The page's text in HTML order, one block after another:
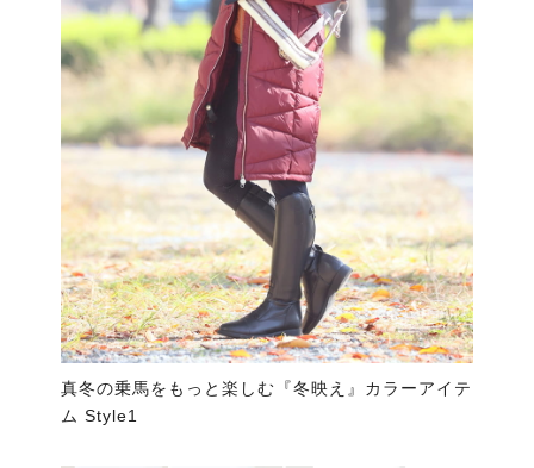
真冬の乗馬をもっと楽しむ『冬映え』カラーアイテ
ム Style1